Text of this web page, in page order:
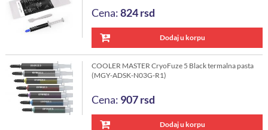
Cena:824rsd
Dodaj u korpu
COOLER MASTER CryoFuze 5 Black termalna pasta
(MGY-ADSK-N03G-R1)
Cena: 907rsd
Dodaj u korpu